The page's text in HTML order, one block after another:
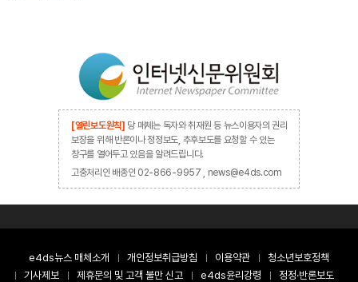
[열린보도원칙] 당 매체는 독자와 취재원 등 뉴스이용자의 권리
보장을 위해 반론이나 정정보도, 추후보도를 요청할 수 있는
창구를 열어두고 있음을 알려드립니다.
고충처리인 배종인 02-866-9957 , news@e4ds.com
e4ds뉴스 매체소개 개인정보취급방침 이용약관
청소년보호정책
기사제보
제휴문의 및 고객 불만 신고 e4ds윤리강령 정정·반론보도